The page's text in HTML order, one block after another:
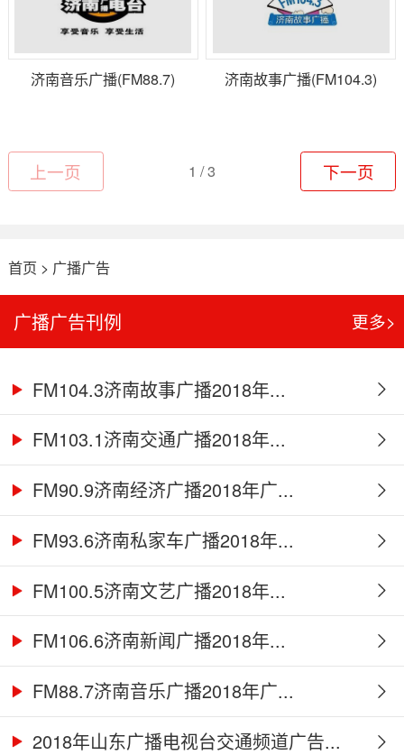
济南音乐广播(FM88.7) 济南故事广播(FM104.3)
上一页 1 / 3 下一页
首页 > 广播广告
广播广告刊例 更多>
FM104.3济南故事广播2018年...
FM103.1济南交通广播2018年...
FM90.9济南经济广播2018年广...
FM93.6济南私家车广播2018年...
FM100.5济南文艺广播2018年...
FM106.6济南新闻广播2018年...
FM88.7济南音乐广播2018年广...
2018年山东广播电视台交通频道广告...